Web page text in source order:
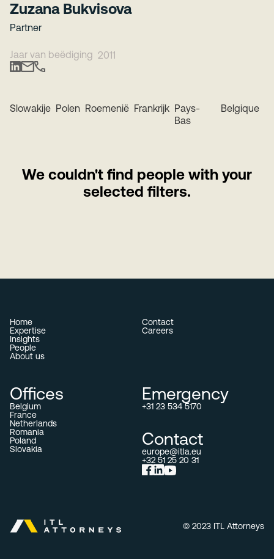
Zuzana Bukvisova
Partner
Jaar van beëdiging 2011
Slowakije Polen Roemenië Frankrijk Pays-
Bas
Belgique
We couldn't find people with your
selected filters.
© 2023 ITL Attorneys
Home
Expertise
Insights
People
About us
Contact
Careers
Offices
Belgium
France
Netherlands
Romania
Poland
Slovakia
Emergency
+31 23 534 5170
Contact
europe@itla.eu
+32 51 25 20 31